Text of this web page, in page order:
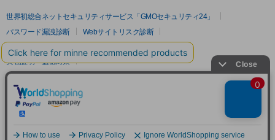
世界初総合ネットセキュリティサービス「GMOセキュリティ24」
パスワード漏洩診断
Webサイトリスク診断
実在証明・盗聴対策
サイバー攻撃対策（GMOサイバーセキュリティ byイエラエ）
サイバー攻撃対策（GMO Flatt Security）
セキュリティ事業の軌跡